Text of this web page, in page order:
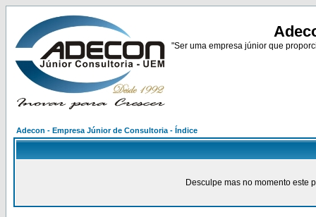
"Ser uma empresa júnior que
Adecon - Empresa Júnior de Consultoria - Índice
Desculpe mas no momento este